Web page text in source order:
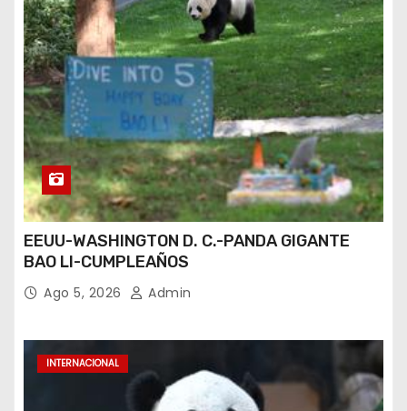
EEUU-WASHINGTON D. C.-PANDA GIGANTE
BAO LI-CUMPLEAÑOS
Ago 5, 2026 Admin
INTERNACIONAL